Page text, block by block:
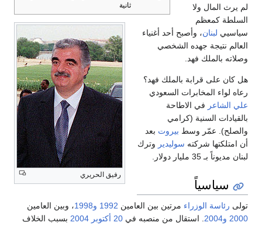
ثانية
رفيق الحريري
لم يرث المال ولا
السلطة كمعظم
سياسيي لبنان، وأصبح أحد أغنياء
العالم نتيجة جهده الشخصي
وصلاته بالملك فهد.
هل كان على قرابة بالملك فهد؟
رعاه لواء المخابرات السعودي
علي الشاعر في الاطاحة
بالقيادات السنية (كرامي
والصلح). عمّر وسط بيروت بعد
أن امتلكتها شركته سوليدير وترك
لبنان مديوناً بـ 35 مليار دولار.
سياسياً
تولى رئاسة الوزراء مرتين بين العامين 1992 و1998
، وبين العامين
2000 و2004 . استقال من منصبه في 20 أكتوبر 2004 بسبب الخلاف